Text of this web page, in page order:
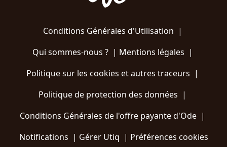
Conditions Générales d'Utilisation |
Qui sommes-nous ?| Mentions légales |
Politique sur les cookies et autres traceurs |
Politique de protection des données |
Conditions Générales de l'offre payante d'Ode |
Notifications | Gérer Utiq | Préférences cookies